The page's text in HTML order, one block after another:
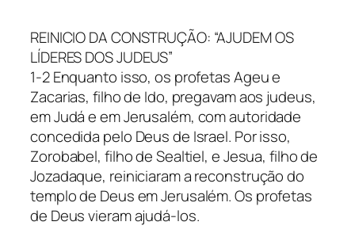
REINICIO DA CONSTRUÇÃO: “AJUDEM OS
LÍDERES DOS JUDEUS”
1-2 Enquanto isso, os profetas Ageu e
Zacarias, filho de Ido, pregavam aos judeus,
em Judá e em Jerusalém, com autoridade
concedida pelo Deus de Israel. Por isso,
Zorobabel, filho de Sealtiel, e Jesua, filho de
Jozadaque, reiniciaram a reconstrução do
templo de Deus em Jerusalém. Os profetas
de Deus vieram ajudá-los.